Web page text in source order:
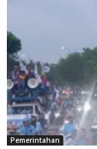
Pemerintahan